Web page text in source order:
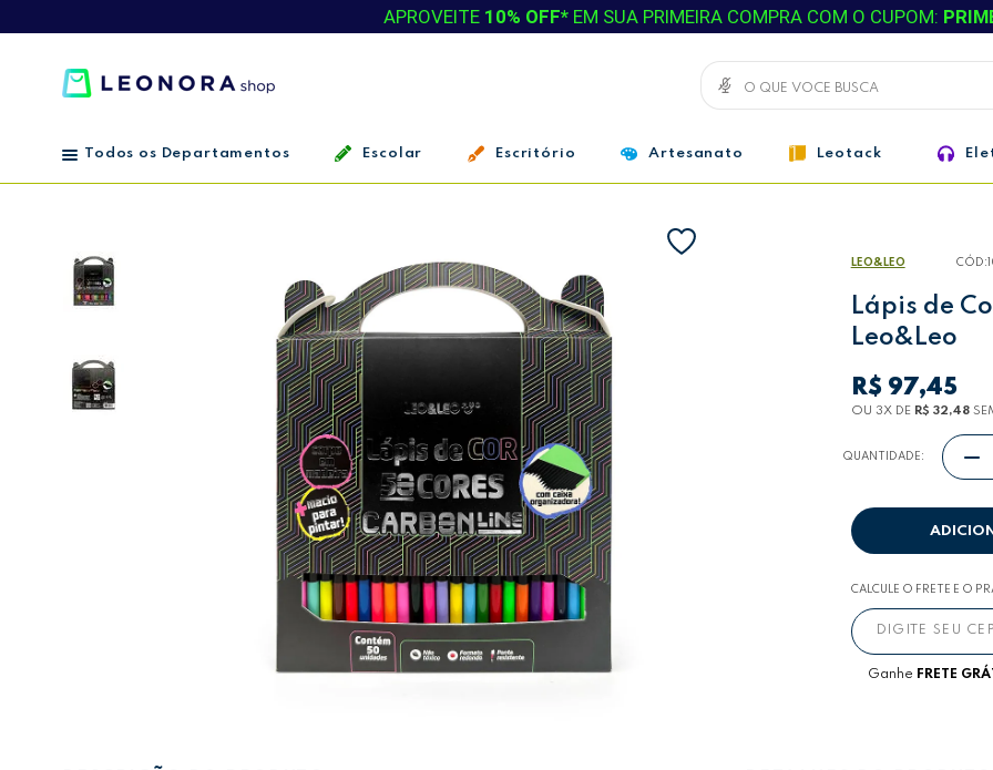
APROVEITE 10% OFF*EM SUA PRIMEIRA COMPRA COM O CUPOM:
Todos os Departamentos Escolar Escritório Artesanato Leotack
LEO&LEO CÓD:
Lápis de
Leo&Leo
R$ 97,45
OU 3XDE R$ 32,48
QUANTIDADE:
CALCULE O FRETE E O
Ganhe FRETE